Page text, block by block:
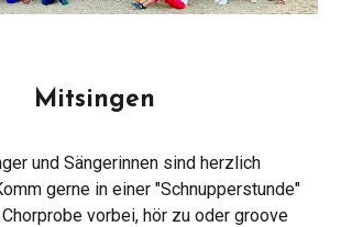
Mitsingen
und Sängerinnen sind herzlich
gerne in einer "Schnupperstunde"
vorbei, hör zu oder groove